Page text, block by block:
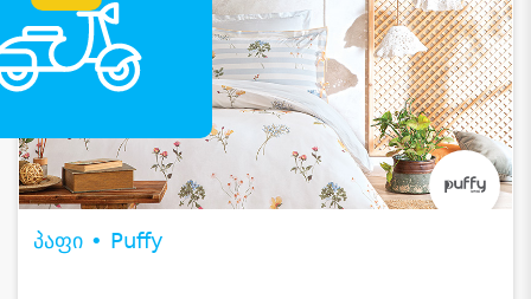
პაფი • Puffy